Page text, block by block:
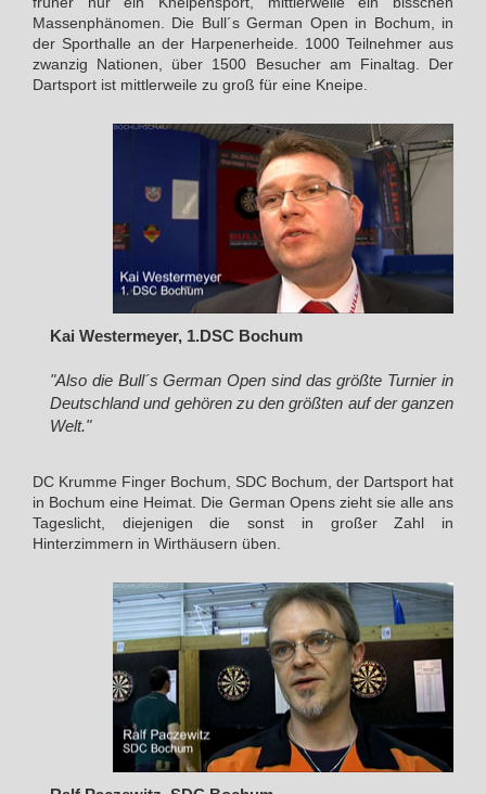
Massenphänomen. Die Bull´s German Open in Bochum, in
der Sporthalle an der Harpenerheide. 1000 Teilnehmer aus
zwanzig Nationen, über 1500 Besucher am Finaltag. Der
Dartsport ist mittlerweile zu groß für eine Kneipe.
Kai Westermeyer, 1.DSC Bochum
"Also die Bull´s German Open sind das größte Turnier in
Deutschland und gehören zu den größten auf der ganzen
Welt."
DC Krumme Finger Bochum, SDC Bochum, der Dartsport hat
in Bochum eine Heimat. Die German Opens zieht sie alle ans
Tageslicht, diejenigen die sonst in großer Zahl in
Hinterzimmern in Wirthäusern üben.